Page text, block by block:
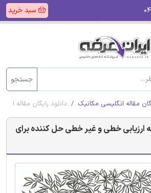
سبد خرید
جستجو
مقاله انگلیسی مکانیک دانلود رایگان مقاله
ارزیابی خطی و غیر خطی حل کننده برای